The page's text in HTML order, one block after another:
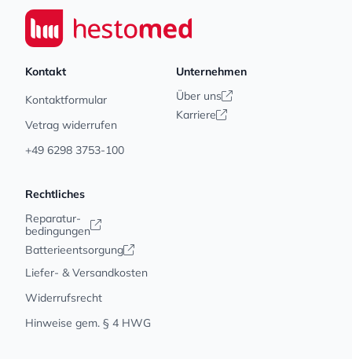
Seiwert GmbH
Kontakt
Kontaktformular
Vetrag widerrufen
+49 6298 3753-100
Unternehmen
Über uns
Karriere
Rechtliches
Reparatur-
bedingungen
Batterieentsorgung
Liefer- & Versandkosten
Widerrufsrecht
Hinweise gem. § 4 HWG